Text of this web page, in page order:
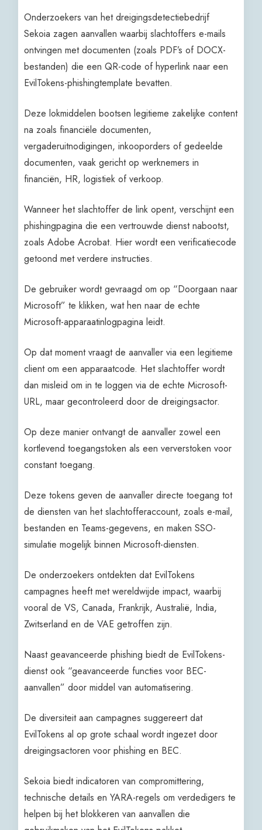
Onderzoekers van het dreigingsdetectiebedrijf
Sekoia zagen aanvallen waarbij slachtoffers e-mails
ontvingen met documenten (zoals PDF’s of DOCX-
bestanden) die een QR-code of hyperlink naar een
EvilTokens-phishingtemplate bevatten.
Deze lokmiddelen bootsen legitieme zakelijke content
na zoals financiële documenten,
vergaderuitnodigingen, inkooporders of gedeelde
documenten, vaak gericht op werknemers in
financiën, HR, logistiek of verkoop.
Wanneer het slachtoffer de link opent, verschijnt een
phishingpagina die een vertrouwde dienst nabootst,
zoals Adobe Acrobat. Hier wordt een verificatiecode
getoond met verdere instructies.
De gebruiker wordt gevraagd om op “Doorgaan naar
Microsoft” te klikken, wat hen naar de echte
Microsoft-apparaatinlogpagina leidt.
Op dat moment vraagt de aanvaller via een legitieme
client om een apparaatcode. Het slachtoffer wordt
dan misleid om in te loggen via de echte Microsoft-
URL, maar gecontroleerd door de dreigingsactor.
Op deze manier ontvangt de aanvaller zowel een
kortlevend toegangstoken als een ververstoken voor
constant toegang.
Deze tokens geven de aanvaller directe toegang tot
de diensten van het slachtofferaccount, zoals e-mail,
bestanden en Teams-gegevens, en maken SSO-
simulatie mogelijk binnen Microsoft-diensten.
De onderzoekers ontdekten dat EvilTokens
campagnes heeft met wereldwijde impact, waarbij
vooral de VS, Canada, Frankrijk, Australië, India,
Zwitserland en de VAE getroffen zijn.
Naast geavanceerde phishing biedt de EvilTokens-
dienst ook “geavanceerde functies voor BEC-
aanvallen” door middel van automatisering.
De diversiteit aan campagnes suggereert dat
EvilTokens al op grote schaal wordt ingezet door
dreigingsactoren voor phishing en BEC.
Sekoia biedt indicatoren van compromittering,
technische details en YARA-regels om verdedigers te
helpen bij het blokkeren van aanvallen die